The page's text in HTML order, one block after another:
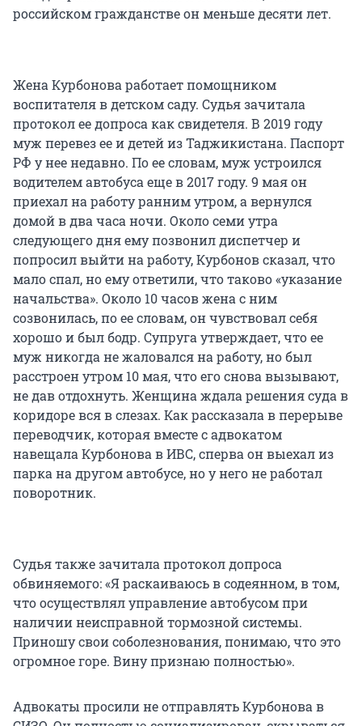
российском гражданстве он меньше десяти лет.
Жена Курбонова работает помощником
воспитателя в детском саду. Судья зачитала
протокол ее допроса как свидетеля. В 2019 году
муж перевез ее и детей из Таджикистана. Паспорт
РФ у нее недавно. По ее словам, муж устроился
водителем автобуса еще в 2017 году. 9 мая он
приехал на работу ранним утром, а вернулся
домой в два часа ночи. Около семи утра
следующего дня ему позвонил диспетчер и
попросил выйти на работу, Курбонов сказал, что
мало спал, но ему ответили, что таково «указание
начальства». Около 10 часов жена с ним
созвонилась, по ее словам, он чувствовал себя
хорошо и был бодр. Супруга утверждает, что ее
муж никогда не жаловался на работу, но был
расстроен утром 10 мая, что его снова вызывают,
не дав отдохнуть. Женщина ждала решения суда в
коридоре вся в слезах. Как рассказала в перерыве
переводчик, которая вместе с адвокатом
навещала Курбонова в ИВС, сперва он выехал из
парка на другом автобусе, но у него не работал
поворотник.
Судья также зачитала протокол допроса
обвиняемого: «Я раскаиваюсь в содеянном, в том,
что осуществлял управление автобусом при
наличии неисправной тормозной системы.
Приношу свои соболезнования, понимаю, что это
огромное горе. Вину признаю полностью».
Адвокаты просили не отправлять Курбонова в